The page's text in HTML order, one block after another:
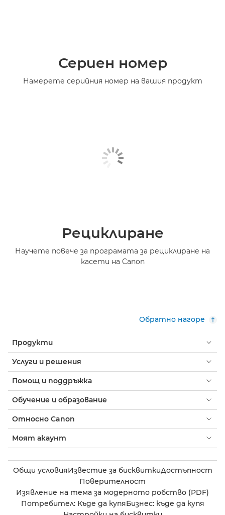
Сериен номер
Намерете серийния номер на вашия продукт
Рециклиране
Научете повече за програмата за рециклиране на
касети на Canon
Обратно нагоре
Продукти
Услуги и решения
Помощ и поддръжка
Обучение и образование
Относно Canon
Моят акаунт
Общи условияИзвестие за бисквиткиДостъпност
Поверителност
Изявление на тема за модерното робство (PDF)
Потребител: Къде да купяБизнес: къде да купя